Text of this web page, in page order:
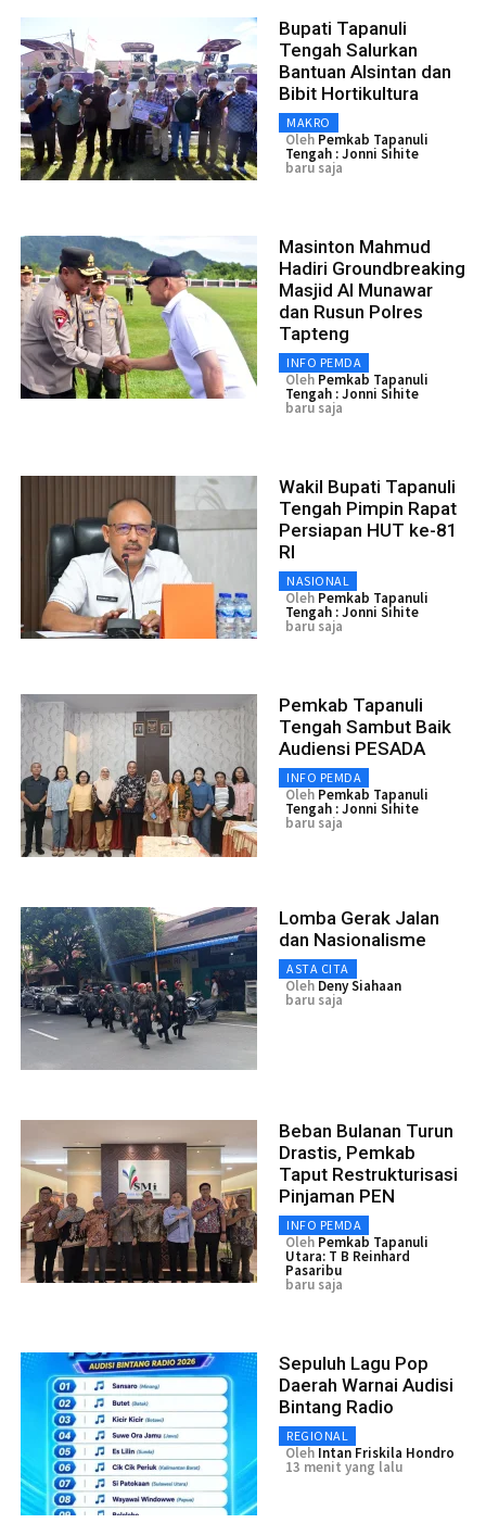
Bupati Tapanuli
Tengah Salurkan
Bantuan Alsintan dan
Bibit Hortikultura
MAKRO
Oleh Pemkab Tapanuli
Tengah : Jonni Sihite
baru saja
Masinton Mahmud
Hadiri Groundbreaking
Masjid Al Munawar
dan Rusun Polres
Tapteng
INFO PEMDA
Oleh Pemkab Tapanuli
Tengah : Jonni Sihite
baru saja
Wakil Bupati Tapanuli
Tengah Pimpin Rapat
Persiapan HUT ke-81
RI
NASIONAL
Oleh Pemkab Tapanuli
Tengah : Jonni Sihite
baru saja
Pemkab Tapanuli
Tengah Sambut Baik
Audiensi PESADA
INFO PEMDA
Oleh Pemkab Tapanuli
Tengah : Jonni Sihite
baru saja
Lomba Gerak Jalan
dan Nasionalisme
ASTA CITA
Oleh Deny Siahaan
baru saja
Beban Bulanan Turun
Drastis, Pemkab
Taput Restrukturisasi
Pinjaman PEN
INFO PEMDA
Oleh Pemkab Tapanuli
Utara: T B Reinhard
Pasaribu
baru saja
Sepuluh Lagu Pop
Daerah Warnai Audisi
Bintang Radio
REGIONAL
Oleh Intan Friskila Hondro
13 menit yang lalu